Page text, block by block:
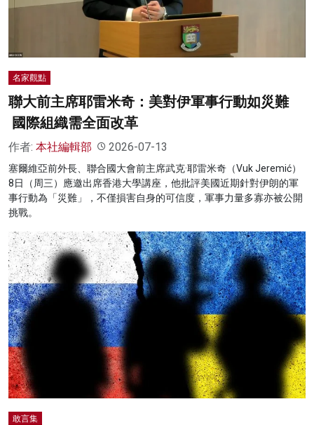
名家觀點
聯大前主席耶雷米奇：美對伊軍事行動如災難
國際組織需全面改革
作者: 本社編輯部 2026-07-13
塞爾維亞前外長、聯合國大會前主席武克·耶雷米奇（Vuk Jeremić）
8日（周三）應邀出席香港大學講座，他批評美國近期針對伊朗的軍
事行動為「災難」，不僅損害自身的可信度，軍事力量多寡亦被公開
挑戰。
敢言集